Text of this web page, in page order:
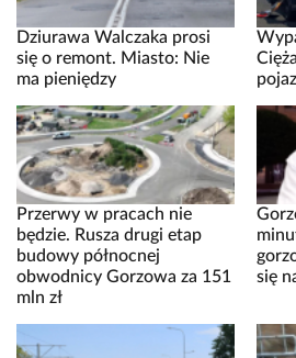
Dziurawa Walczaka prosi
się o remont. Miasto: Nie
ma pieniędzy
Przerwy w pracach nie
będzie. Rusza drugi etap
budowy północnej
obwodnicy Gorzowa za 151
mln zł
się